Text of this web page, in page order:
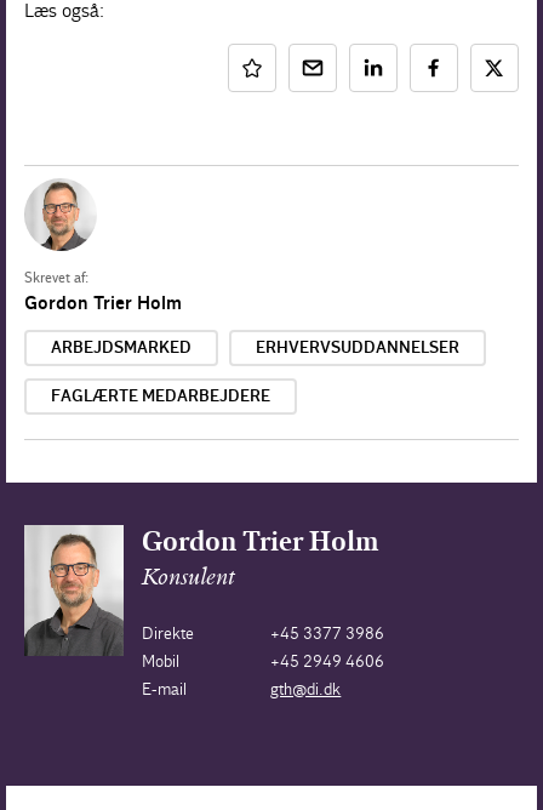
Læs også:
Skrevet af:
Gordon Trier Holm
ARBEJDSMARKED ERHVERVSUDDANNELSER
FAGLÆRTE MEDARBEJDERE
Gordon Trier Holm
Konsulent
Direkte
+45 3377 3986
Mobil
+45 2949 4606
E-mail
gth@di.dk